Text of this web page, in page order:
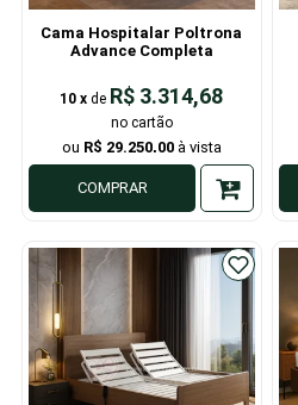
Cama Hospitalar Poltrona
Advance Completa
10 x de R$ 3.314,68
R$ 29.250,00
COMPRAR